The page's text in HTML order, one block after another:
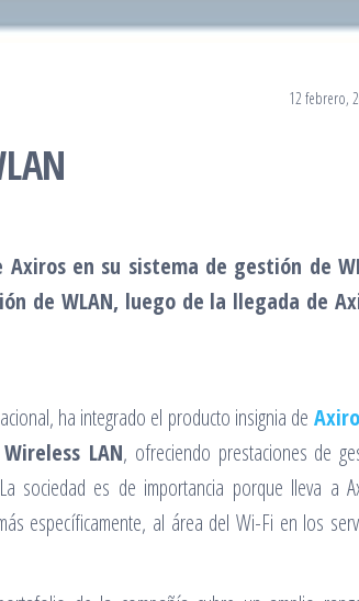
12 febrero,
Axiros en su sistema de gestión de
de WLAN, luego de la llegada de
ha integrado el producto insignia de
LAN, ofreciendo prestaciones de
sociedad es de importancia porque lleva a
específicamente, al área del Wi-Fi en los